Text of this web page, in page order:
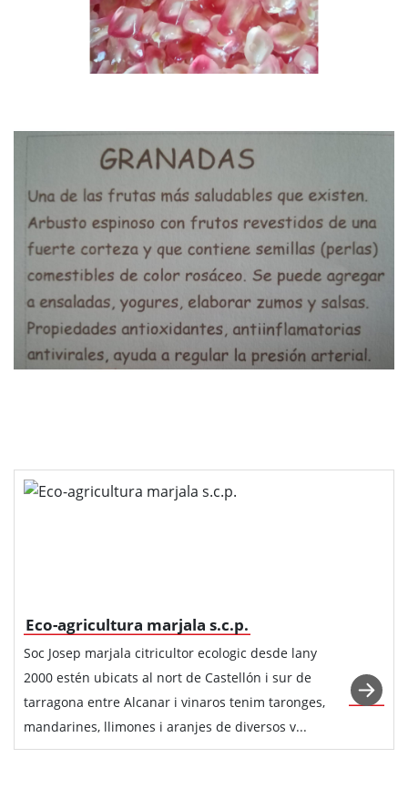
Eco-agricultura marjala s.c.p.
Soc Josep marjala citricultor ecologic desde lany
2000 estén ubicats al nort de Castellón i sur de
tarragona entre Alcanar i vinaros tenim taronges,
mandarines, llimones i aranjes de diversos v...